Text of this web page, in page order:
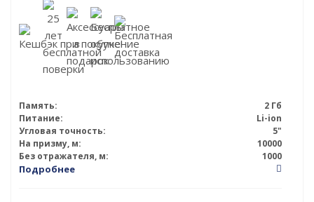
Память:
2 Гб
Питание:
Li-ion
Угловая точность:
5"
На призму, м:
10000
Без отражателя, м:
1000
Подробнее